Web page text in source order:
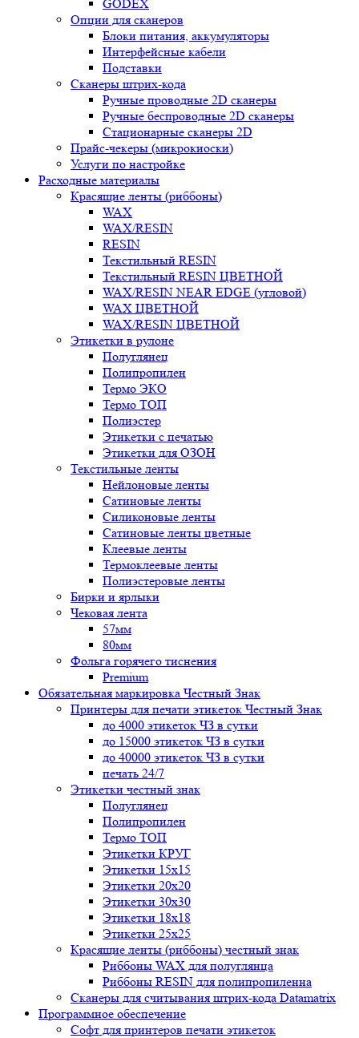
GODEX
Опции для сканеров
Блоки питания, аккумуляторы
Интерфейсные кабели
Подставки
Сканеры штрих-кода
Ручные проводные 2D сканеры
Ручные беспроводные 2D сканеры
Стационарные сканеры 2D
Прайс-чекеры (микрокиоски)
Услуги по настройке
Расходные материалы
Красящие ленты (риббоны)
WAX
WAX/RESIN
RESIN
Текстильный RESIN
Текстильный RESIN ЦВЕТНОЙ
WAX/RESIN NEAR EDGE (угловой)
WAX ЦВЕТНОЙ
WAX/RESIN ЦВЕТНОЙ
Этикетки в рулоне
Полуглянец
Полипропилен
Термо ЭКО
Термо ТОП
Полиэстер
Этикетки с печатью
Этикетки для ОЗОН
Текстильные ленты
Нейлоновые ленты
Сатиновые ленты
Силиконовые ленты
Сатиновые ленты цветные
Клеевые ленты
Термоклеевые ленты
Полиэстеровые ленты
Бирки и ярлыки
Чековая лента
57мм
80мм
Фольга горячего тиснения
Premium
Обязательная маркировка Честный Знак
Принтеры для печати этикеток Честный Знак
до 4000 этикеток ЧЗ в сутки
до 15000 этикеток ЧЗ в сутки
до 40000 этикеток ЧЗ в сутки
печать 24/7
Этикетки честный знак
Полуглянец
Полипропилен
Термо ТОП
Этикетки КРУГ
Этикетки 15х15
Этикетки 20х20
Этикетки 30х30
Этикетки 18х18
Этикетки 25х25
Красящие ленты (риббоны) честный знак
Риббоны WAX для полуглянца
Риббоны RESIN для полипропиленна
Сканеры для считывания штрих-кода Datamatrix
Программное обеспечение
Софт для принтеров печати этикеток